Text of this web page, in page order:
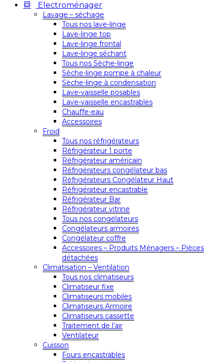
Electroménager
Lavage – séchage
Tous nos lave-linge
Lave-linge top
Lave-linge frontal
Lave-linge séchant
Tous nos Sèche-linge
Sèche-linge pompe à chaleur
Sèche-linge à condensation
Lave-vaisselle posables
Lave-vaisselle encastrables
Chauffe-eau
Accessoires
Froid
Tous nos réfrigérateurs
Réfrigérateur 1 porte
Réfrigérateur américain
Réfrigérateurs congélateur bas
Réfrigérateurs Congélateur Haut
Réfrigérateur encastrable
Réfrigérateur Bar
Réfrigérateur vitrine
Tous nos congélateurs
Congélateurs armoires
Congélateur coffre
Accessoires – Produits Ménagers – Pièces
détachées
Climatisation – Ventilation
Tous nos climatiseurs
Climatiseur fixe
Climatiseurs mobiles
Climatiseurs Armoire
Climatiseurs cassette
Traitement de l’air
Ventilateur
Cuisson
Fours encastrables